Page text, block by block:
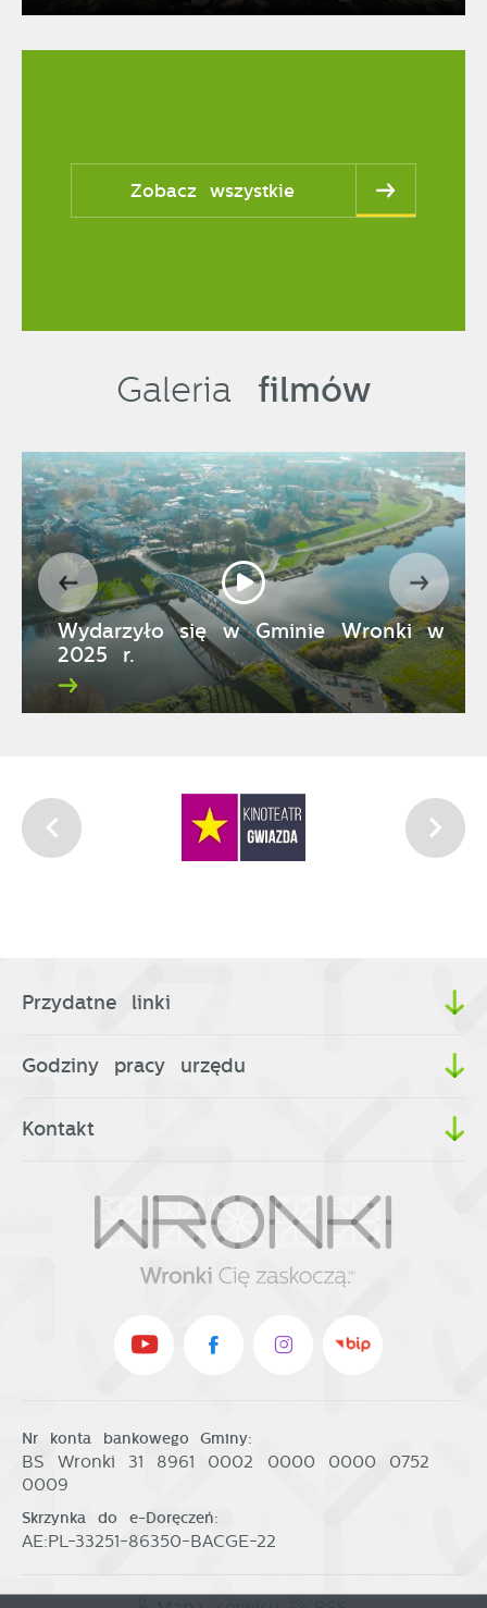
Zobacz wszystkie
Galeria filmów
Wydarzyło się w Gminie Wronki w
2025 r.
Przydatne linki
Godziny pracy urzędu
Kontakt
Nr konta bankowego Gminy:
BS Wronki 31 8961 0002 0000 0000 0752
0009
Skrzynka do e-Doręczeń:
AE:PL-33251-86350-BACGE-22